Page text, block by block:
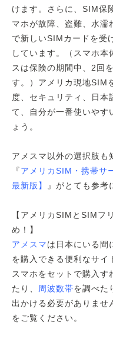
けます。さらに、SIM保
マホが故障、盗難、水濡
で新しいSIMカードを受
しています。（スマホ
スは保険の期間中、2回
す。）アメリカ現地SIM
度、セキュリティ、日本
て、自分が一番使いやす
ょう。
アメスマ以外の選択肢も
『アメリカSIM・携帯サ
最新版】
』がとても参考
【アメリカSIMとSIMフ
め！】
アメスマは日本にいる間
を購入できる便利なサ
スマホをセットで購入す
たり、 周波数帯を調べた
出かける必要がありませ
をご覧ください。